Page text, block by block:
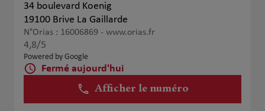
34 boulevard Koenig
19100 Brive La Gaillarde
N°Orias : 16006869 - www.orias.fr
4,8/5
Powered by Google
Fermé aujourd'hui
Afficher le numéro